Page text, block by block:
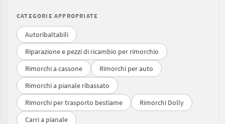
CATEGORIE APPROPRIATE
Autoribaltabili
Riparazione e pezzi di ricambio per rimorchio
Rimorchi a cassone
Rimorchi per auto
Rimorchi a pianale ribassato
Rimorchi per trasporto bestiame
Rimorchi Dolly
Carri a pianale